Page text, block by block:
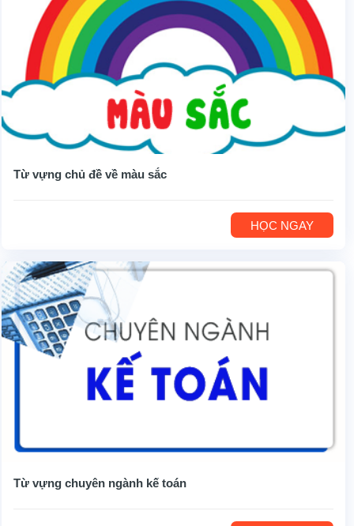
Từ vựng chủ đề về màu sắc
HỌC NGAY
Từ vựng chuyên ngành kế toán